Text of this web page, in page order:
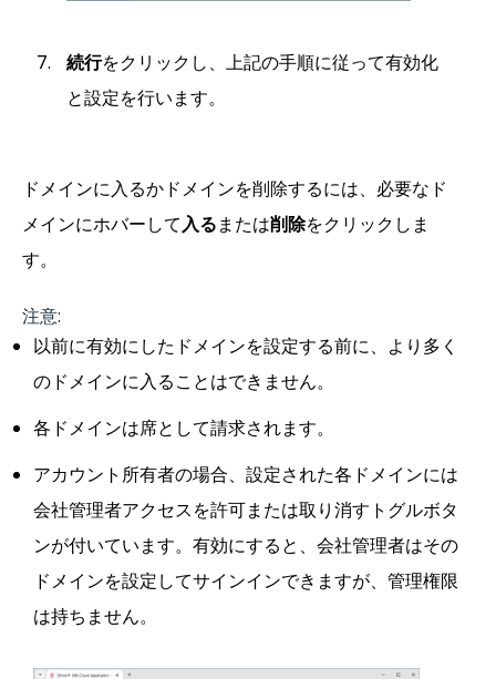
続行をクリックし、上記の手順に従って有効化
と設定を行います。
ドメインに入るかドメインを削除するには、必要なド
メインにホバーして入るまたは削除をクリックしま
す。
注意:
以前に有効にしたドメインを設定する前に、より多く
のドメインに入ることはできません。
各ドメインは席として請求されます。
アカウント所有者の場合、設定された各ドメインには
会社管理者アクセスを許可または取り消すトグルボタ
ンが付いています。有効にすると、会社管理者はその
ドメインを設定してサインインできますが、管理権限
は持ちません。